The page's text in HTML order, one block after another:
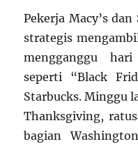
Pekerja Macy’s
strategis
mengganggu
seperti “Black
Starbucks. Minggu
Thanksgiving,
bagian